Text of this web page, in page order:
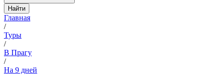
Найти
Главная
/
Туры
/
В Прагу
/
На 9 дней